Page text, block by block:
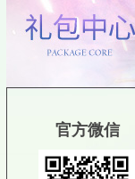
官方微信